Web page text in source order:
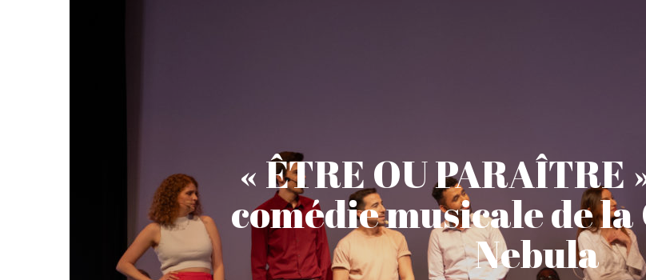
« ÊTRE OU
comédie musicale de
Nebula